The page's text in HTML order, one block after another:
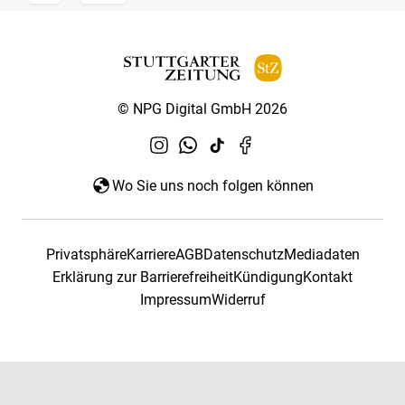
© NPG Digital GmbH 2026
Wo Sie uns noch folgen können
PrivatsphäreKarriereAGBDatenschutzMediadaten
Erklärung zur BarrierefreiheitKündigungKontakt
ImpressumWiderruf